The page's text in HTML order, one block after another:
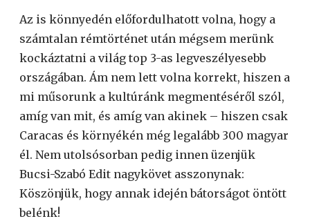
Az is könnyedén előfordulhatott volna, hogy a
számtalan rémtörténet után mégsem merünk
kockáztatni a világ top 3-as legveszélyesebb
országában. Ám nem lett volna korrekt, hiszen a
mi műsorunk a kultúránk megmentéséről szól,
amíg van mit, és amíg van akinek – hiszen csak
Caracas és környékén még legalább 300 magyar
él. Nem utolsósorban pedig innen üzenjük
Bucsi-Szabó Edit nagykövet asszonynak:
Köszönjük, hogy annak idején bátorságot öntött
belénk!